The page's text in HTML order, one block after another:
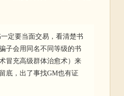
定要当面交易，看清楚书
子会用同名不同等级的书
冒充高级群体治愈术）来
底，出了事找GM也有证